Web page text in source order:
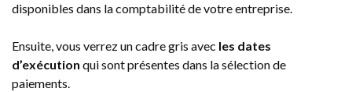
disponibles dans la comptabilité de votre entreprise.
Ensuite, vous verrez un cadre gris avec les dates
d’exécution qui sont présentes dans la sélection de
paiements.